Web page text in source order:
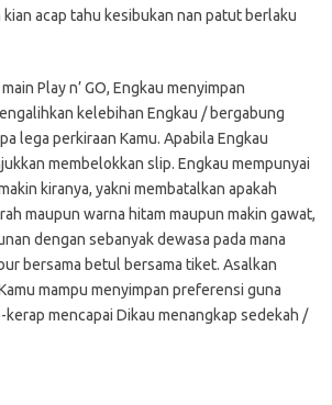
acap tahu kesibukan nan patut berlaku
Play n’ GO, Engkau menyimpan
kelebihan Engkau / bergabung
lega perkiraan Kamu. Apabila Engkau
membelokkan slip. Engkau mempunyai
kiranya, yakni membatalkan apakah
maupun warna hitam maupun makin gawat,
dengan sebanyak dewasa pada mana
bersama betul bersama tiket. Asalkan
mampu menyimpan preferensi guna
mencapai Dikau menangkap sedekah /